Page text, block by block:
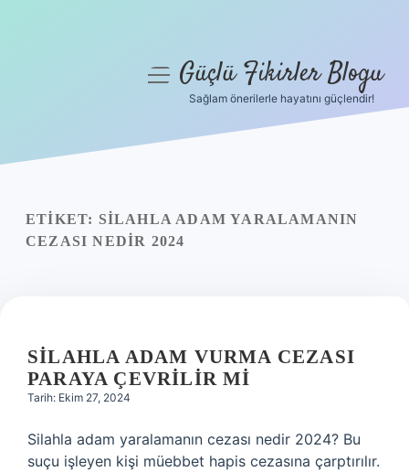
Yasal Uyarı
menüyüGüçlü Fikirler Blogu
Sağlam önerilerle hayatını güçlendir!
ETIKET: SILAHLA ADAM YARALAMANIN
CEZASI NEDIR 2024
SILAHLA ADAM VURMA CEZASI
PARAYA ÇEVRILIR MI
Tarih: Ekim 27, 2024
Silahla adam yaralamanın cezası nedir 2024? Bu
suçu işleyen kişi müebbet hapis cezasına çarptırılır.